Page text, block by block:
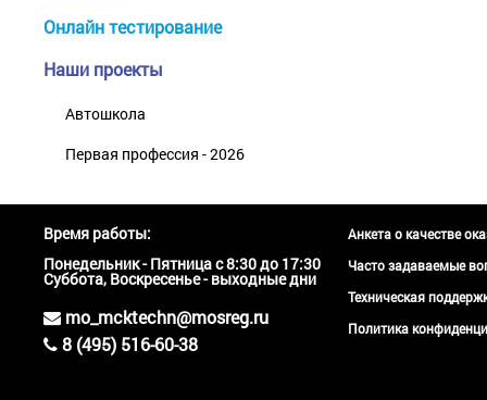
Онлайн тестирование
Наши проекты
Автошкола
Первая профессия - 2026
Время работы:
Понедельник - Пятница с 8:30 до 17:30
Суббота, Воскресенье - выходные дни
mo_mcktechn@mosreg.ru
8 (495) 516-60-38
Анкета о качестве
Часто задаваемые
Техническая
Политика